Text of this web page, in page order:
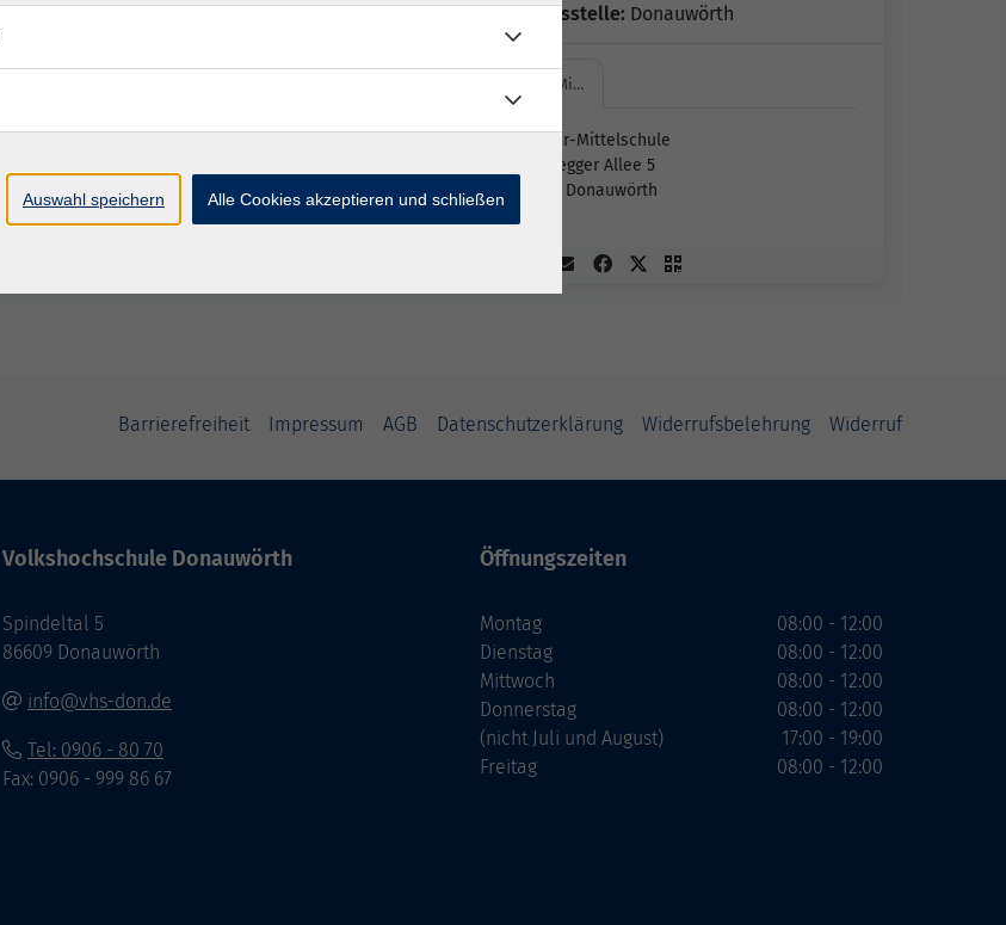
Geschäftsstelle: Donauwörth
L.-Auer-Mi…
L.-Auer-Mittelschule
Neudegger Allee 5
86609 Donauwörth
Barrierefreiheit Impressum AGB Datenschutzerklärung Widerrufsbelehrung Widerruf
Volkshochschule Donauwörth
Spindeltal 5
86609 Donauwörth
info@vhs-don.de
Tel: 0906 - 80 70
Fax: 0906 - 999 86 67
Öffnungszeiten
Montag
Dienstag
Mittwoch
Donnerstag
(nicht Juli und August)
Freitag
08:00 - 12:00
08:00 - 12:00
08:00 - 12:00
08:00 - 12:00
17:00 - 19:00
08:00 - 12:00
Auswahl speichern Alle Cookies akzeptieren und schließen